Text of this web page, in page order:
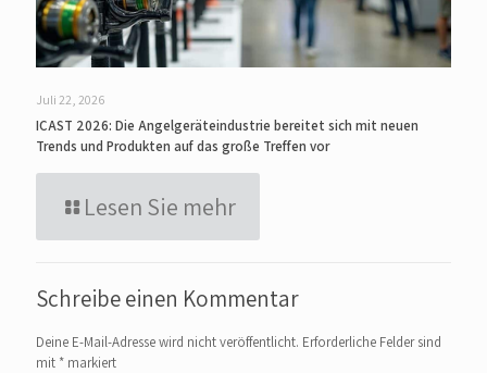
Juli 22, 2026
ICAST 2026: Die Angelgeräteindustrie bereitet sich mit neuen
Trends und Produkten auf das große Treffen vor
Lesen Sie mehr
Schreibe einen Kommentar
Deine E-Mail-Adresse wird nicht veröffentlicht. Erforderliche Felder sind
mit * markiert